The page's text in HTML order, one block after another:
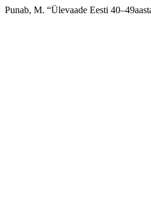
Punab, M. “Ülevaade Eesti